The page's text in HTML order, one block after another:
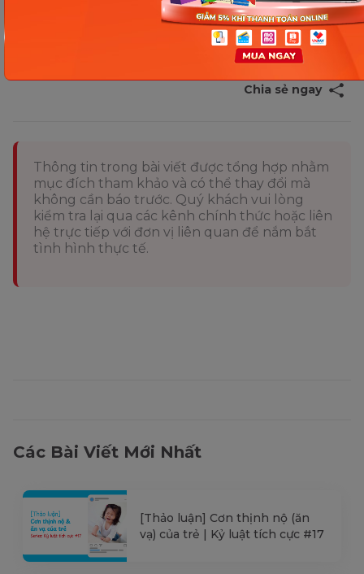
triển vận động và luôn giám sát khi bé di chuyển.
Với sự kiên nhẫn và hỗ trợ, ba mẹ sẽ giúp bé vượt
qua giai đoạn này một cách an toàn và thú vị nhé.
Chia sẻ ngay
Thông tin trong bài viết được tổng hợp nhằm
mục đích tham khảo và có thể thay đổi mà
không cần báo trước. Quý khách vui lòng
kiểm tra lại qua các kênh chính thức hoặc liên
hệ trực tiếp với đơn vị liên quan để nắm bắt
tình hình thực tế.
Các Bài Viết Mới Nhất
[Thảo luận] Cơn thịnh nộ (ăn
vạ) của trẻ | Kỷ luật tích cực #17